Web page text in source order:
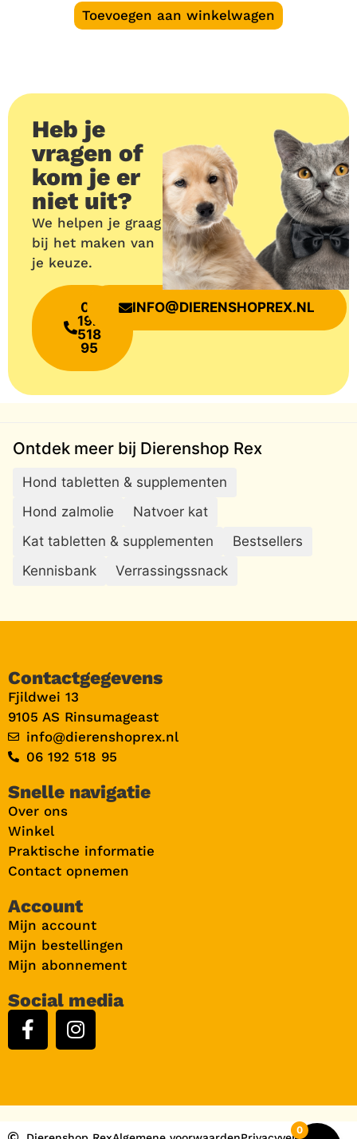
Toevoegen aan winkelwagen
Heb je
vragen of
kom je er
niet uit?
We helpen je graag
bij het maken van
je keuze.
06
192
518
95
INFO@DIERENSHOPREX.NL
Ontdek meer bij Dierenshop Rex
Hond tabletten & supplementen
Hond zalmolie
Natvoer kat
Kat tabletten & supplementen
Bestsellers
Kennisbank
Verrassingssnack
Contactgegevens
Fjildwei 13
9105 AS Rinsumageast
info@dierenshoprex.nl
06 192 518 95
Snelle navigatie
Over ons
Winkel
Praktische informatie
Contact opnemen
Account
Mijn account
Mijn bestellingen
Mijn abonnement
Social media
0